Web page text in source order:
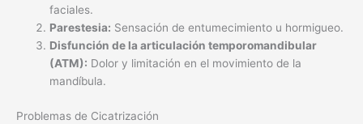
faciales.
Parestesia: Sensación de entumecimiento u hormigueo.
Disfunción de la articulación temporomandibular
(ATM): Dolor y limitación en el movimiento de la
mandíbula.
Problemas de Cicatrización